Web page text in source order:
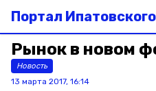
Портал
Рынок в новом
Новость
13 марта 2017, 16:14